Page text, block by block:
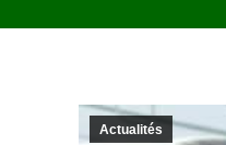
Actualités